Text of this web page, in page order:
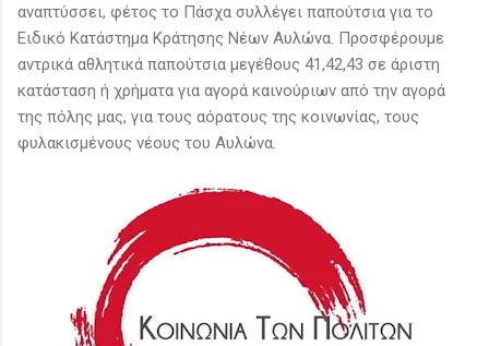
αναπτύσσει, φέτος το Πάσχα συλλέγει παπούτσια για το
Ειδικό Κατάστημα Κράτησης Νέων Αυλώνα. Προσφέρουμε
αντρικά αθλητικά παπούτσια μεγέθους 41,42,43 σε άριστη
κατάσταση ή χρήματα για αγορά καινούριων από την αγορά
της πόλης μας, για τους αόρατους της κοινωνίας, τους
φυλακισμένους νέους του Αυλώνα.